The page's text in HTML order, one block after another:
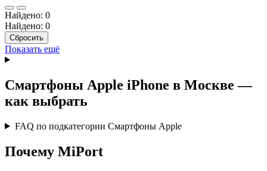
Найдено: 0
Найдено: 0
Сбросить
Показать ещё
Смартфоны Apple iPhone в Москве —
как выбрать
FAQ по подкатегории Смартфоны Apple
Почему MiPort